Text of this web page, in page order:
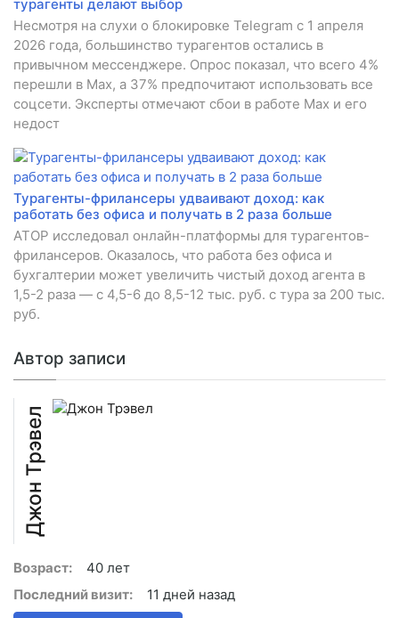
турагенты делают выбор
Несмотря на слухи о блокировке Telegram с 1 апреля
2026 года, большинство турагентов остались в
привычном мессенджере. Опрос показал, что всего 4%
перешли в Мах, а 37% предпочитают использовать все
соцсети. Эксперты отмечают сбои в работе Мах и его
недост
Турагенты-фрилансеры удваивают доход: как
работать без офиса и получать в 2 раза больше
АТОР исследовал онлайн-платформы для турагентов-
фрилансеров. Оказалось, что работа без офиса и
бухгалтерии может увеличить чистый доход агента в
1,5-2 раза — с 4,5-6 до 8,5-12 тыс. руб. с тура за 200 тыс.
руб.
Автор записи
Джон Трэвел
Возраст:
40 лет
Последний визит:
11 дней назад